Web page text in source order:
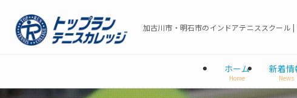
加古川市・明石市のインドアテニススクール
ホーム
Home
新着情
News